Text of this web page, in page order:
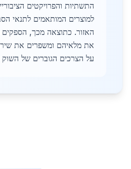
התשתיות והפרויקטים
למוצרים המותאמים לתנאי
האזור. כתוצאה מכך, הספקים
את מלאיהם ומשפרים את
על הצרכים הגוברים של השוק